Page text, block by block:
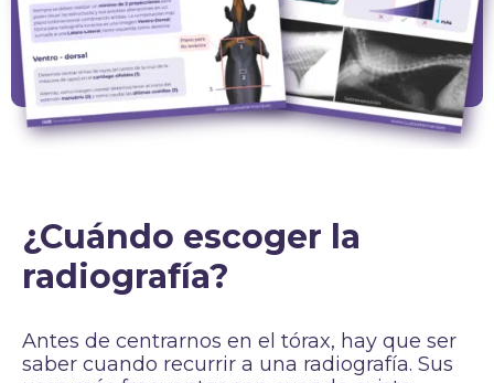
¿Cuándo escoger la
radiografía?
Antes de centrarnos en el tórax, hay que ser
saber cuando recurrir a una radiografía. Sus